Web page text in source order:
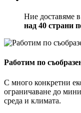
Ние доставяме в
над 40 страни
Работим по
С много конкретни
ограничаване до
среда и климата.